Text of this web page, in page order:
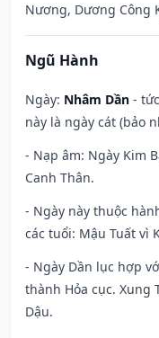
Nương, Dương Công
Ngũ Hành
Ngày: Nhâm Dần -
này là ngày cát (bảo
- Nạp âm: Ngày Kim
Canh Thân.
- Ngày này thuộc
các tuổi: Mậu Tuất vì
- Ngày Dần lục hợp
thành Hỏa cục. Xung
Dậu.